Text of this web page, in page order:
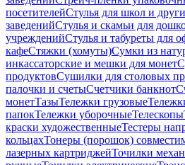
посетителейСтулья для школ и
заведенийСтулья и скамьи для
учрежденийСтулья и табуреты для
кафеСтяжки (хомуты)Сумки из
инкассаторские и мешки для монет
продуктовСушилки для столовых
палочки и счетыСчетчики банкнот
монетТазыТележки грузовые
папокТележки уборочныеТелескопы
краски художественныеТестеры
кольцахТонеры (порошок)
лазерных картриджейТочилки